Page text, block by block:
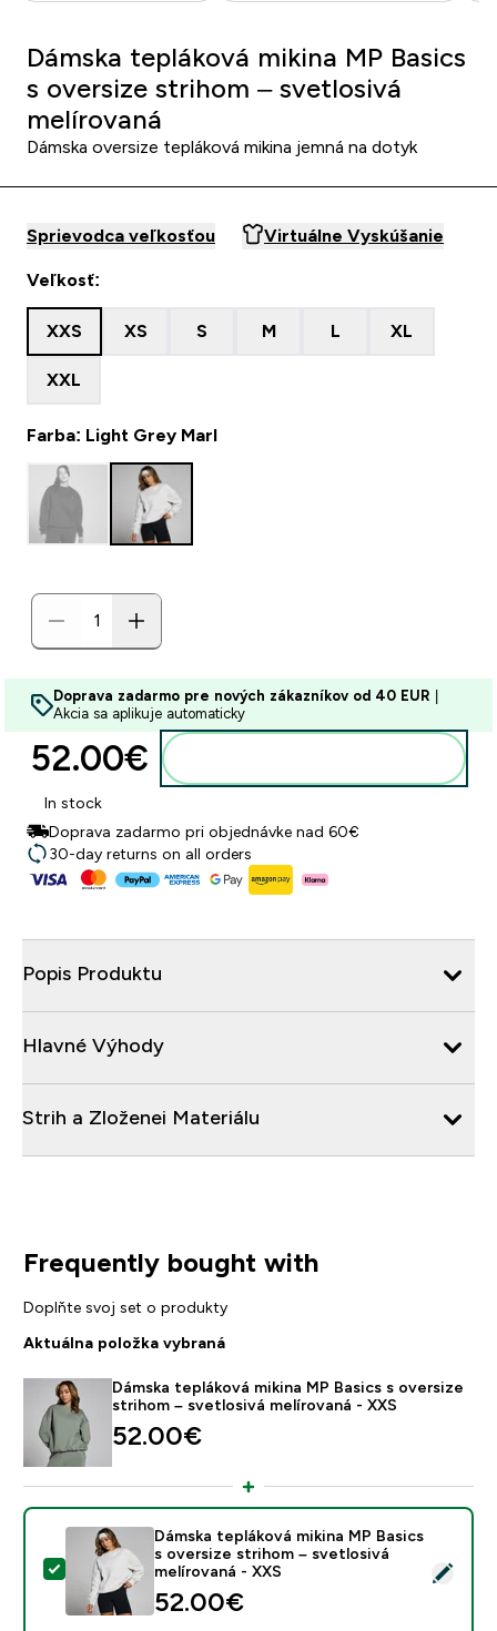
Dámska tepláková mikina MP Basics
s oversize strihom – svetlosivá
melírovaná
Dámska oversize tepláková mikina jemná na dotyk
Sprievodca veľkosťou Virtuálne Vyskúšanie
Veľkosť:
XXS XS S M L XL
XXL
Farba: Light Grey Marl
Doprava zadarmo pre nových zákazníkov od 40 EUR
Akcia sa aplikuje automaticky
52.00€‎
In stock
Doprava zadarmo pri objednávke nad 60€
30-day returns on all orders
Popis Produktu
Hlavné Výhody
Strih a Zloženei Materiálu
Frequently bought with
Doplňte svoj set o produkty
Aktuálna položka vybraná
Dámska tepláková mikina MP Basics s oversize
strihom – svetlosivá melírovaná - XXS
52.00€‎
Vybrať tento produkt - Dámska tepláková mikina MP
Dámska tepláková mikina MP Basics
s oversize strihom – svetlosivá
melírovaná - XXS
52.00€‎